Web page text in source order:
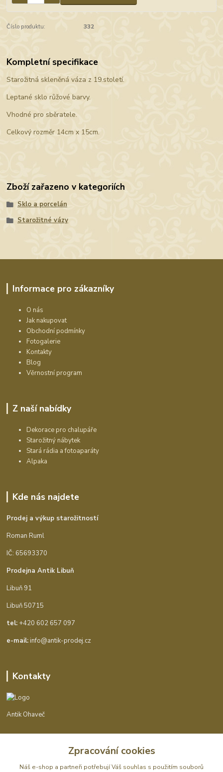
Číslo produktu: 332
Kompletní specifikace
Starožitná skleněná váza z 19.století.
Leptané sklo růžové barvy.
Vhodné pro sběratele.
Celkový rozměr 14cm x 15cm.
Zboží zařazeno v kategoriích
Sklo a porcelán
Starožitné vázy
Informace pro zákazníky
O nás
Jak nakupovat
Obchodní podmínky
Fotogalerie
Kontakty
Blog
Věrnostní program
Z naší nabídky
Dekorace pro chalupáře
Starožitný nábytek
Stará rádia a fotoaparáty
Alpaka
Kde nás najdete
Prodej a výkup starožitností
Roman Ruml
IČ: 65693370
Prodejna Antik Libuň
Libuň 91
Libuň 50715
tel: +420 602 657 097
e-mail:info@antik-prodej.cz
Kontakty
Antik Ohaveč
info@antik-prodej.cz
Zpracování cookies
Náš e-shop a partneři potřebují Váš souhlas s použitím souborů